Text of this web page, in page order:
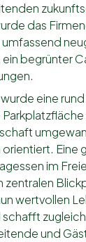
das
umfassend
begrünter
eine
Eine
im
wertvollen
und